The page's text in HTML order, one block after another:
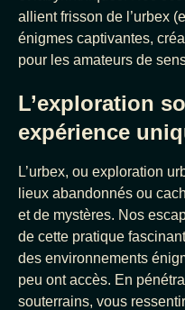
allient frisson de l’urbex
énigmes captivantes,
pour les amateurs de
L’exploration
expérience
L’urbex, ou exploration
lieux abandonnés ou
et de mystères. Nos
de cette pratique
des environnements
peu ont accès. En
souterrains, vous